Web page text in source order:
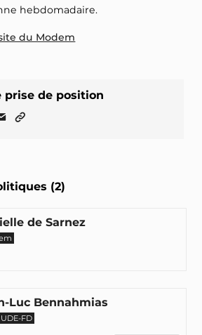
(2)
de Sarnez
Luc Bennahmias
FD
hebdomadaire.
du Modem
prise de position